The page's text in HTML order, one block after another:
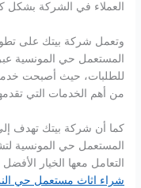
العملاء في الشركة بشكل
وتعمل شركة بيتك على
المستعمل حي المونسية
للطلبات، حيث أصبحت
من أهم الخدمات التي
كما أن شركة بيتك تهدف
المستعمل حي المونسية
التعامل معها الخيار
شراء اثاث مستعمل حي